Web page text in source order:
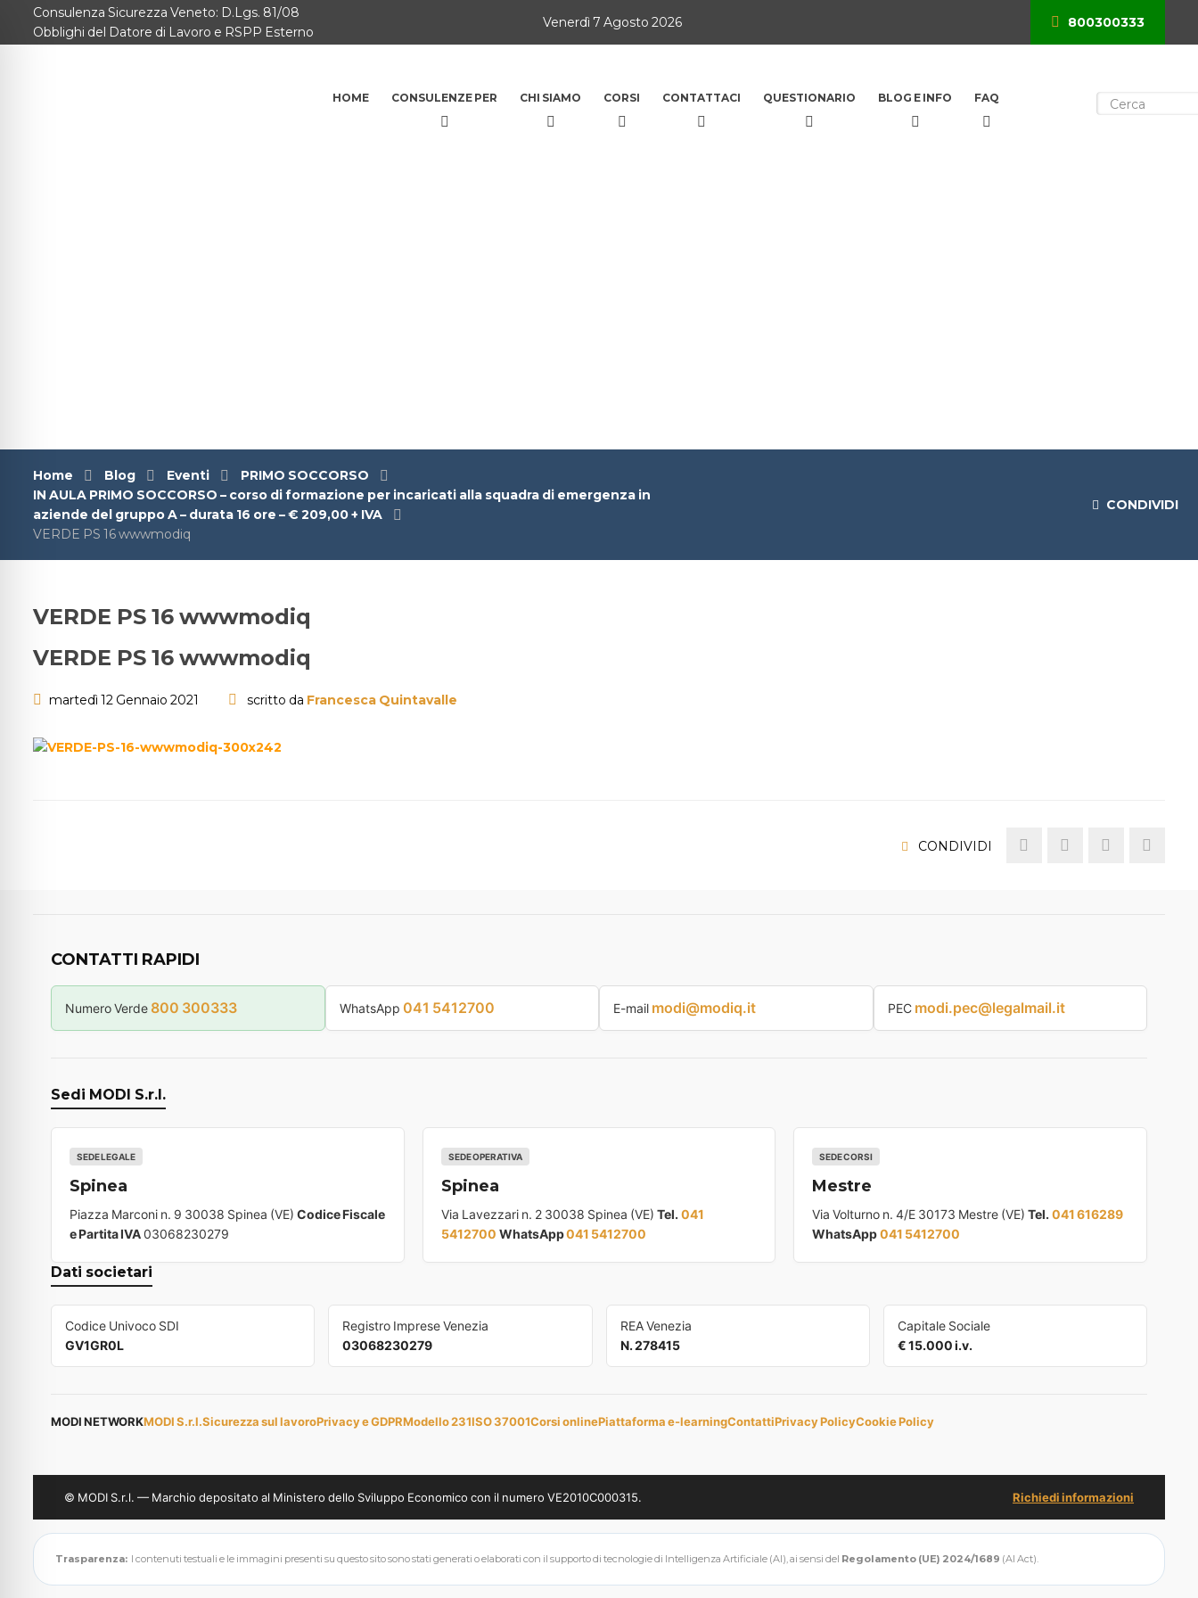
Home
Consulenza Sicurezza Veneto: D.Lgs. 81/08
Obblighi del Datore di Lavoro e RSPP Esterno
Venerdì 7 Agosto 2026 800300333
HOME CONSULENZE PER CHI SIAMO CORSI CONTATTACI QUESTIONARIO BLOG E INFO FAQ
Home Blog Eventi
PRIMO SOCCORSO
IN AULA PRIMO SOCCORSO – corso di formazione per incaricati alla squadra di emergenza in
aziende del gruppo A – durata 16 ore – € 209,00 + IVA
VERDE PS 16 wwwmodiq
CONDIVIDI
VERDE PS 16 wwwmodiq
VERDE PS 16 wwwmodiq
martedì 12 Gennaio 2021 scritto da Francesca Quintavalle
CONDIVIDI
CONTATTI RAPIDI
Numero Verde 800 300333 WhatsApp 041 5412700 E-mail modi@modiq.it PEC modi.pec@legalmail.it
Sedi MODI S.r.l.
SEDE LEGALE
Spinea
Piazza Marconi n. 9 30038 Spinea (VE) Codice Fiscale
e Partita IVA03068230279
SEDE OPERATIVA
Spinea
Via Lavezzari n. 2 30038 Spinea (VE) Tel. 041
5412700 WhatsApp041 5412700
SEDE CORSI
Mestre
Via Volturno n. 4/E 30173 Mestre (VE)Tel. 041 616289
WhatsApp041 5412700
Dati societari
Codice Univoco SDI
GV1GR0L
Registro Imprese Venezia
03068230279
REA Venezia
N. 278415
Capitale Sociale
€ 15.000 i.v.
MODI NETWORKMODI S.r.l.Sicurezza sul lavoroPrivacy e GDPRModello 231ISO 37001Corsi onlinePiattaforma e-learningContattiPrivacy PolicyCookie Policy
© MODI S.r.l. — Marchio depositato al Ministero dello Sviluppo Economico con il numero VE2010C000315. Richiedi informazioni
Trasparenza: I contenuti testuali e le immagini presenti su questo sito sono stati generati o elaborati con il supporto di tecnologie di Intelligenza Artificiale (AI), ai sensi del Regolamento (UE) 2024/1689 (AI Act).